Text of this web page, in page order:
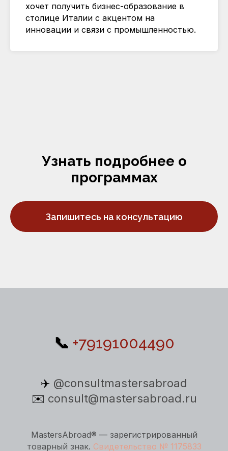
хочет получить бизнес-образование в
столице Италии с акцентом на
инновации и связи с промышленностью.
Узнать подробнее о
программах
Запишитесь на консультацию
📞 +79191004490
✈️ @consultmastersabroad
✉️ consult@mastersabroad.ru
MastersAbroad® — зарегистрированный
товарный знак. Свидетельство № 1175833